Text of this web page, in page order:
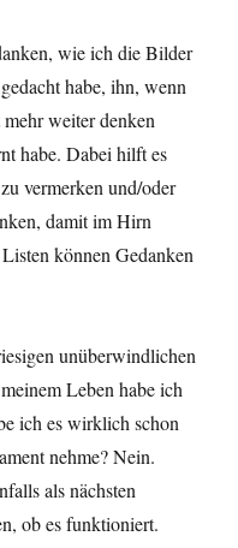
wie ich die Bilder
habe, ihn, wenn
weiter denken
habe. Dabei hilft es
vermerken und/oder
damit im Hirn
können Gedanken
unüberwindlichen
Leben habe ich
ich es wirklich schon
nehme? Nein.
als nächsten
ob es funktioniert.